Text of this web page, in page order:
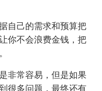
自己的需求和预算把
你不会浪费金钱，把
非常容易，但是如果
很多问题，最终还有